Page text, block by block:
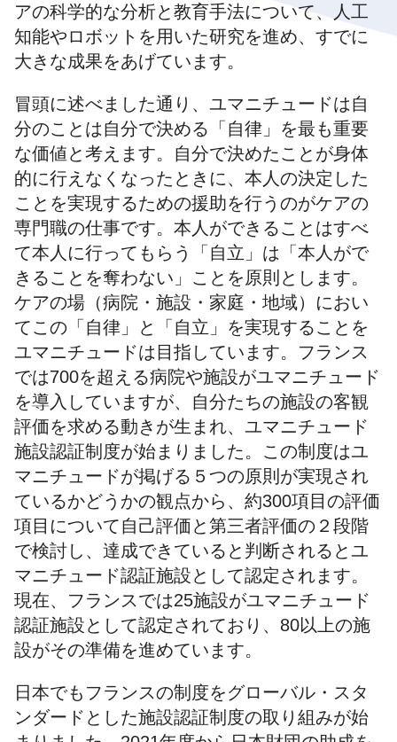
アの科学的な分析と教育手法について、人工
知能やロボットを用いた研究を進め、すでに
大きな成果をあげています。
冒頭に述べました通り、ユマニチュードは自
分のことは自分で決める「自律」を最も重要
な価値と考えます。自分で決めたことが身体
的に行えなくなったときに、本人の決定した
ことを実現するための援助を行うのがケアの
専門職の仕事です。本人ができることはすべ
て本人に行ってもらう「自立」は「本人がで
きることを奪わない」ことを原則とします。
ケアの場（病院・施設・家庭・地域）におい
てこの「自律」と「自立」を実現することを
ユマニチュードは目指しています。フランス
では700を超える病院や施設がユマニチュード
を導入していますが、自分たちの施設の客観
評価を求める動きが生まれ、ユマニチュード
施設認証制度が始まりました。この制度はユ
マニチュードが掲げる５つの原則が実現され
ているかどうかの観点から、約300項目の評価
項目について自己評価と第三者評価の２段階
で検討し、達成できていると判断されるとユ
マニチュード認証施設として認定されます。
現在、フランスでは25施設がユマニチュード
認証施設として認定されており、80以上の施
設がその準備を進めています。
日本でもフランスの制度をグローバル・スタ
ンダードとした施設認証制度の取り組みが始